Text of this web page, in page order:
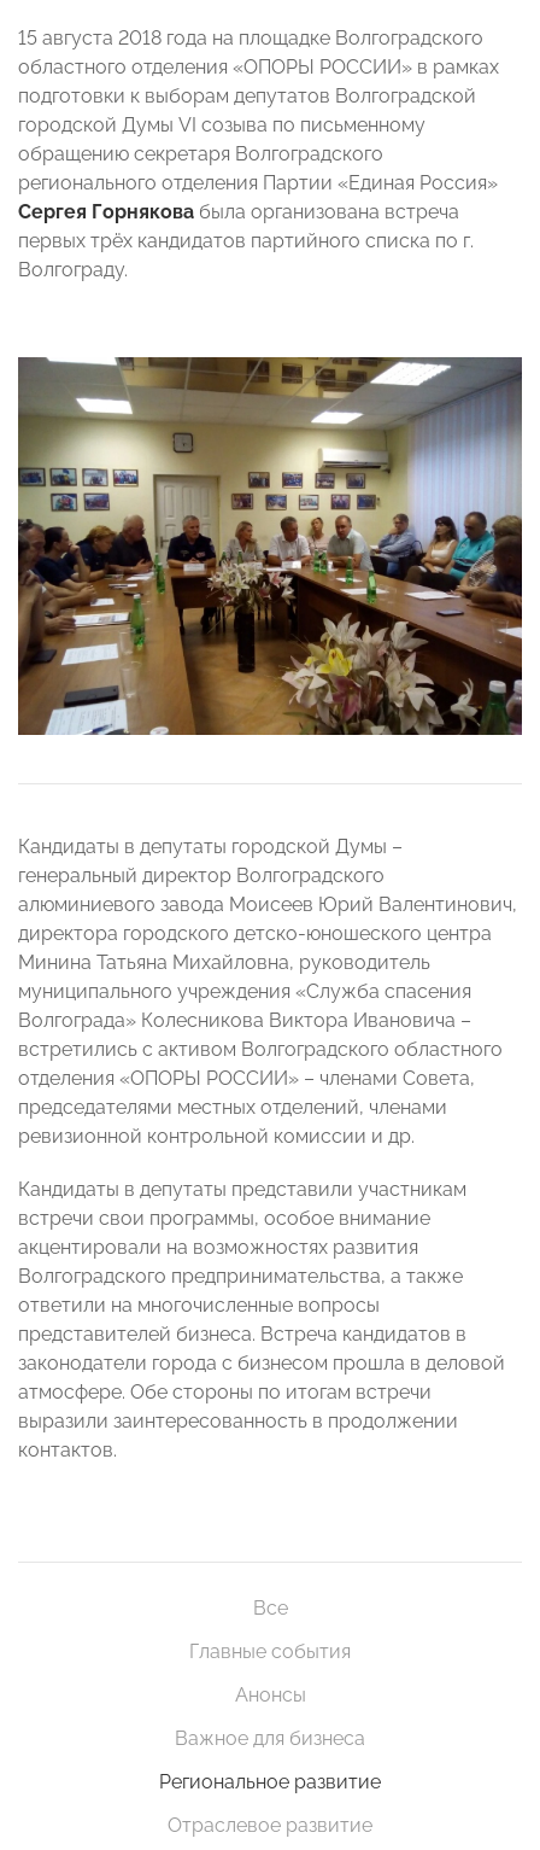
15 августа 2018 года на площадке Волгоградского
областного отделения «ОПОРЫ РОССИИ» в рамках
подготовки к выборам депутатов Волгоградской
городской Думы VI созыва по письменному
обращению секретаря Волгоградского
регионального отделения Партии «Единая Россия»
Сергея Горнякова была организована встреча
первых трёх кандидатов партийного списка по г.
Волгограду.
Кандидаты в депутаты городской Думы –
генеральный директор Волгоградского
алюминиевого завода Моисеев Юрий Валентинович,
директора городского детско-юношеского центра
Минина Татьяна Михайловна, руководитель
муниципального учреждения «Служба спасения
Волгограда» Колесникова Виктора Ивановича –
встретились с активом Волгоградского областного
отделения «ОПОРЫ РОССИИ» – членами Совета,
председателями местных отделений, членами
ревизионной контрольной комиссии и др.
Кандидаты в депутаты представили участникам
встречи свои программы, особое внимание
акцентировали на возможностях развития
Волгоградского предпринимательства, а также
ответили на многочисленные вопросы
представителей бизнеса. Встреча кандидатов в
законодатели города с бизнесом прошла в деловой
атмосфере. Обе стороны по итогам встречи
выразили заинтересованность в продолжении
контактов.
Все
Главные события
Анонсы
Важное для бизнеса
Региональное развитие
Отраслевое развитие